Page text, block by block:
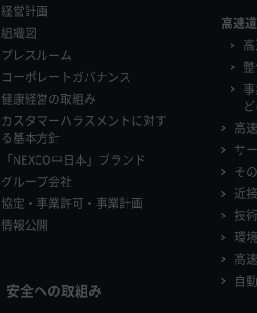
経営計画
組織図
プレスルーム
コーポレートガバナンス
健康経営の取組み
カスタマーハラスメントに対す
る基本方針
「NEXCO中日本」ブランド
グループ会社
協定・事業許可・事業計画
情報公開
安全への取組み
高速
高
サ
そ
近
技
環
高
自